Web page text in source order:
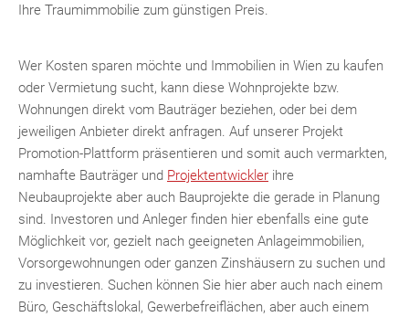
TE
Ihre Traumimmobilie zum günstigen Preis.
Wer Kosten sparen möchte und Immobilien in Wien zu kaufen
oder Vermietung sucht, kann diese Wohnprojekte bzw.
Wohnungen direkt vom Bauträger beziehen, oder bei dem
jeweiligen Anbieter direkt anfragen. Auf unserer Projekt
Promotion-Plattform präsentieren und somit auch vermarkten,
namhafte Bauträger und Projektentwickler ihre
Neubauprojekte aber auch Bauprojekte die gerade in Planung
sind. Investoren und Anleger finden hier ebenfalls eine gute
Möglichkeit vor, gezielt nach geeigneten Anlageimmobilien,
Vorsorgewohnungen oder ganzen Zinshäusern zu suchen und
zu investieren. Suchen können Sie hier aber auch nach einem
Büro, Geschäftslokal, Gewerbefreiflächen, aber auch einem